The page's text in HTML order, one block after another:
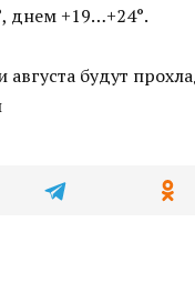
днем +19…+24°.